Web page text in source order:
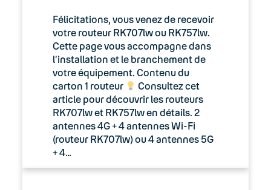
Félicitations, vous venez de recevoir
votre routeur RK707lw ou RK757lw.
Cette page vous accompagne dans
l’installation et le branchement de
votre équipement. Contenu du
carton 1 routeur
Consultez cet
article pour découvrir les routeurs
RK707lw et RK757lw en détails. 2
antennes 4G + 4 antennes Wi-Fi
(routeur RK707lw) ou 4 antennes 5G
+ 4…